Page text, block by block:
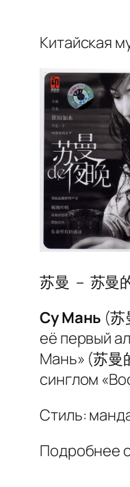
Китайская
苏曼 － 苏曼
Су Мань (苏
её первый
Мань» (苏曼
синглом
Стиль:
Подробнее